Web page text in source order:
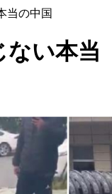
当の中国
ない本当